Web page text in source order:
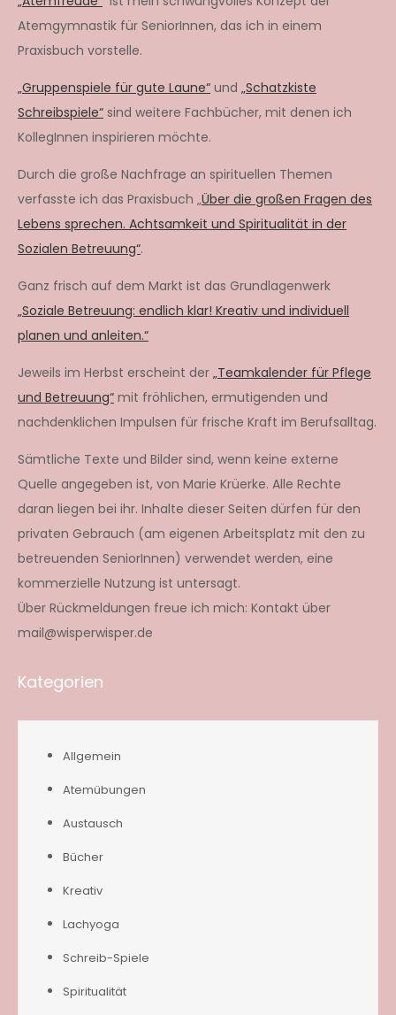
Atemgymnastik für SeniorInnen, das ich in einem
Praxisbuch vorstelle.
„Gruppenspiele für gute Laune“ und „Schatzkiste
Schreibspiele“ sind weitere Fachbücher, mit denen ich
KollegInnen inspirieren möchte.
Durch die große Nachfrage an spirituellen Themen
verfasste ich das Praxisbuch „Über die großen Fragen des
Lebens sprechen. Achtsamkeit und Spiritualität in der
Sozialen Betreuung“.
Ganz frisch auf dem Markt ist das Grundlagenwerk
„Soziale Betreuung: endlich klar! Kreativ und individuell
planen und anleiten.“
Jeweils im Herbst erscheint der „Teamkalender für Pflege
und Betreuung“ mit fröhlichen, ermutigenden und
nachdenklichen Impulsen für frische Kraft im Berufsalltag.
Sämtliche Texte und Bilder sind, wenn keine externe
Quelle angegeben ist, von Marie Krüerke. Alle Rechte
daran liegen bei ihr. Inhalte dieser Seiten dürfen für den
privaten Gebrauch (am eigenen Arbeitsplatz mit den zu
betreuenden SeniorInnen) verwendet werden, eine
kommerzielle Nutzung ist untersagt.
Über Rückmeldungen freue ich mich: Kontakt über
mail@wisperwisper.de
Kategorien
Allgemein
Atemübungen
Austausch
Bücher
Kreativ
Lachyoga
Schreib-Spiele
Spiritualität